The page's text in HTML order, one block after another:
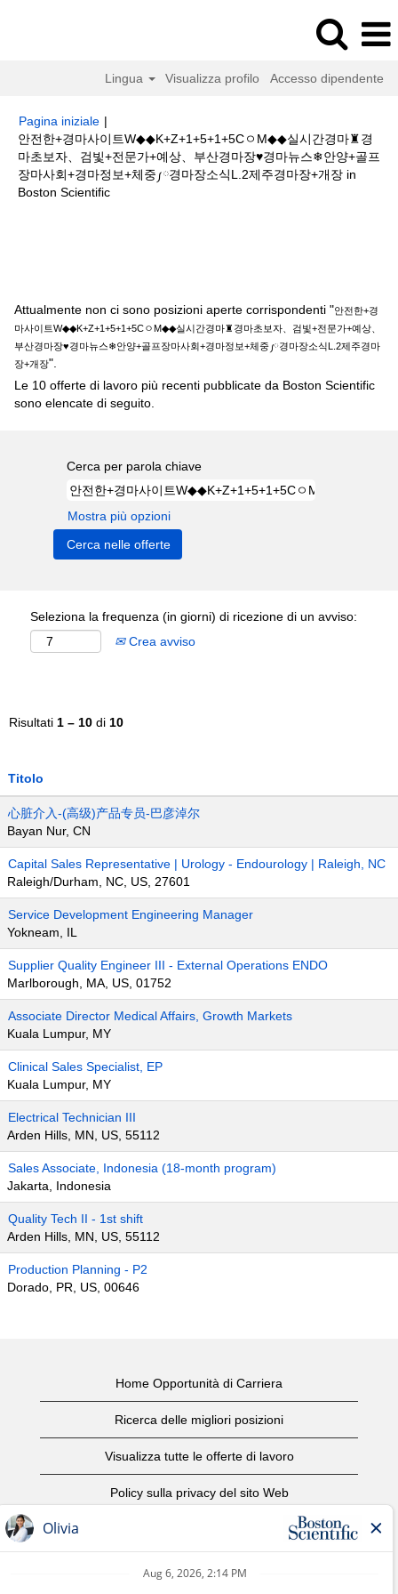
Lingua Visualizza profilo Accesso dipendente
Pagina iniziale |
안전한+경마사이트W◆◆K+Z+1+5+1+5CㅇM◆◆실시간경마♜경
마초보자、검빛+전문가+예상、부산경마장♥경마뉴스❄안양+골프
장마사회+경마정보+체중༿경마장소식L.2제주경마장+개장 in
Boston Scientific(pagina
Attualmente non ci sono posizioni aperte corrispondenti "안전한+경
마사이트W◆◆K+Z+1+5+1+5CㅇM◆◆실시간경마♜경마초보자、검빛+전문가+예상、
부산경마장♥경마뉴스❄안양+골프장마사회+경마정보+체중༿경마장소식L.2제주경마
장+개장".
Le 10 offerte di lavoro più recenti pubblicate da Boston Scientific
sono elencate di seguito.
Cerca per parola chiave
Mostra più opzioni
Seleziona la frequenza (in giorni) di ricezione di un avviso:
Crea avviso
Risultati 1 – 10 di 10
Titolo
心脏介入-(高级)产品专员-巴彦淖尔
Bayan Nur, CN
Capital Sales Representative | Urology - Endourology | Raleigh, NC
Raleigh/Durham, NC, US, 27601
Service Development Engineering Manager
Yokneam, IL
Supplier Quality Engineer III - External Operations ENDO
Marlborough, MA, US, 01752
Associate Director Medical Affairs, Growth Markets
Kuala Lumpur, MY
Clinical Sales Specialist, EP
Kuala Lumpur, MY
Electrical Technician III
Arden Hills, MN, US, 55112
Sales Associate, Indonesia (18-month program)
Jakarta, Indonesia
Quality Tech II - 1st shift
Arden Hills, MN, US, 55112
Production Planning - P2
Dorado, PR, US, 00646
Home Opportunità di Carriera
Ricerca delle migliori posizioni
Visualizza tutte le offerte di lavoro
Policy sulla privacy del sito Web